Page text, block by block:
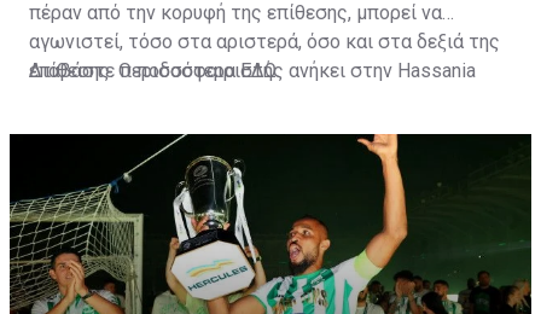
πέραν από την κορυφή της επίθεσης, μπορεί να
αγωνιστεί, τόσο στα αριστερά, όσο και στα δεξιά της
επίθεσης. Ο ποδοσφαιριστής ανήκει στην Hassania
2026.
Διαβάστε περισσότεραΕΔΩ.